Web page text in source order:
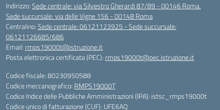
Indirizzo:Sede centrale: via Silvestro Gherardi 87/89 - 00146 Roma.
Sede succursale: via delle Vigne 156 - 00148 Roma
Centralino:Sede centrale: 06121123925 - Sede succursale:
06121126685/686
Email: rmps19000t@istruzione.it
Posta elettronica certificata (PEC): rmps19000t@pec.istruzione.it
Codice fiscale: 80230950588
Codice meccanografico: RMPS19000T
Codice Indice delle Pubbliche Amministrazioni (IPA): istsc_rmps19000t
Codice unico di fatturazione (CUF): UFE6AQ